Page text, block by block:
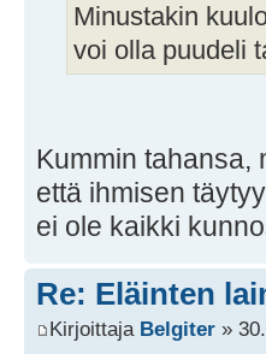
Minustakin
voi olla puudeli
Kummin tahansa,
että ihmisen
ei ole kaikki
Re: Eläinten
Kirjoittaja Belgiter »